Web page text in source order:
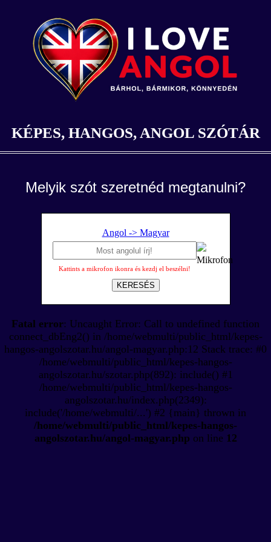
KÉPES, HANGOS, ANGOL SZÓTÁR
Melyik szót szeretnéd megtanulni?
Angol -> Magyar
Kattints a mikrofon ikonra és kezdj el beszélni!
KERESÉS
Fatal error: Uncaught Error: Call to undefined function
connect_dbEng2() in /home/webmulti/public_html/kepes-
hangos-angolszotar.hu/angol-magyar.php:12 Stack trace: #0
/home/webmulti/public_html/kepes-hangos-
angolszotar.hu/szotar.php(892): include() #1
/home/webmulti/public_html/kepes-hangos-
angolszotar.hu/index.php(2349):
include('/home/webmulti/...') #2 {main} thrown in
/home/webmulti/public_html/kepes-hangos-
angolszotar.hu/angol-magyar.php on line 12